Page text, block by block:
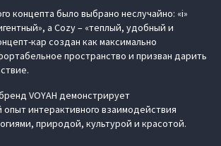
концепта было выбрано неслучайно: «i»
а Cozy – «теплый, удобный и
кар создан как максимально
пространство и призван дарить
VOYAH демонстрирует
опыт интерактивного взаимодействия
природой, культурой и красотой.